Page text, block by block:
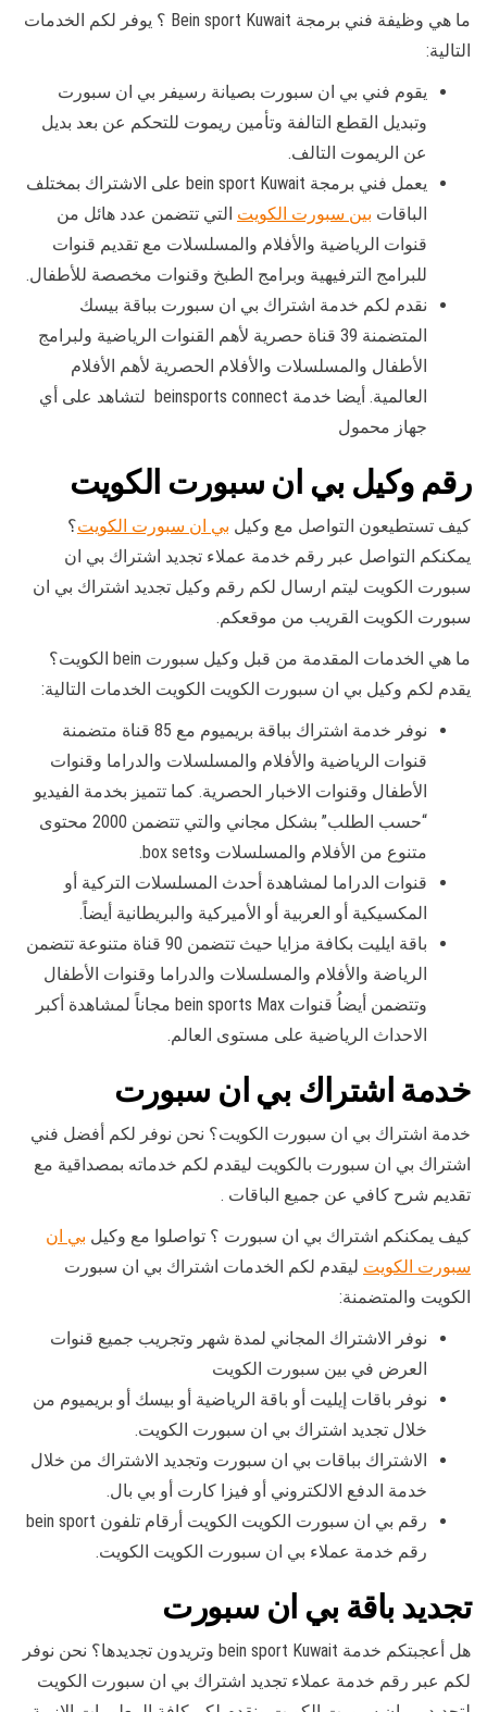
ما هي وظيفة فني برمجة Bein sport Kuwait ؟ يوفر لكم الخدمات
التالية:
يقوم فني بي ان سبورت بصيانة رسيفر بي ان سبورت
وتبديل القطع التالفة وتأمين ريموت للتحكم عن بعد بديل
عن الريموت التالف.
يعمل فني برمجة bein sport Kuwait على الاشتراك بمختلف
الباقات بين سبورت الكويت التي تتضمن عدد هائل من
قنوات الرياضية والأفلام والمسلسلات مع تقديم قنوات
للبرامج الترفيهية وبرامج الطبخ وقنوات مخصصة للأطفال.
نقدم لكم خدمة اشتراك بي ان سبورت بباقة بيسك
المتضمنة 39 قناة حصرية لأهم القنوات الرياضية ولبرامج
الأطفال والمسلسلات والأفلام الحصرية لأهم الأفلام
العالمية. أيضا خدمة beinsports connect لتشاهد على أي
جهاز محمول
رقم وكيل بي ان سبورت الكويت
كيف تستطيعون التواصل مع وكيل بي ان سبورت الكويت؟
يمكنكم التواصل عبر رقم خدمة عملاء تجديد اشتراك بي ان
سبورت الكويت ليتم ارسال لكم رقم وكيل تجديد اشتراك بي ان
سبورت الكويت القريب من موقعكم.
ما هي الخدمات المقدمة من قبل وكيل سبورت bein الكويت؟
يقدم لكم وكيل بي ان سبورت الكويت الكويت الخدمات التالية:
نوفر خدمة اشتراك بباقة بريميوم مع 85 قناة متضمنة
قنوات الرياضية والأفلام والمسلسلات والدراما وقنوات
الأطفال وقنوات الاخبار الحصرية. كما تتميز بخدمة الفيديو
“حسب الطلب” بشكل مجاني والتي تتضمن 2000 محتوى
متنوع من الأفلام والمسلسلات وbox sets.
قنوات الدراما لمشاهدة أحدث المسلسلات التركية أو
المكسيكية أو العربية أو الأميركية والبريطانية أيضاً.
باقة ايليت بكافة مزايا حيث تتضمن 90 قناة متنوعة تتضمن
الرياضة والأفلام والمسلسلات والدراما وقنوات الأطفال
وتتضمن أيضاُ قنوات bein sports Max مجاناً لمشاهدة أكبر
الاحداث الرياضية على مستوى العالم.
خدمة اشتراك بي ان سبورت
خدمة اشتراك بي ان سبورت الكويت؟ نحن نوفر لكم أفضل فني
اشتراك بي ان سبورت بالكويت ليقدم لكم خدماته بمصداقية مع
تقديم شرح كافي عن جميع الباقات .
كيف يمكنكم اشتراك بي ان سبورت ؟ تواصلوا مع وكيل بي ان
سبورت الكويت ليقدم لكم الخدمات اشتراك بي ان سبورت
الكويت والمتضمنة:
نوفر الاشتراك المجاني لمدة شهر وتجريب جميع قنوات
العرض في بين سبورت الكويت
نوفر باقات إيليت أو باقة الرياضية أو بيسك أو بريميوم من
خلال تجديد اشتراك بي ان سبورت الكويت.
الاشتراك بباقات بي ان سبورت وتجديد الاشتراك من خلال
خدمة الدفع الالكتروني أو فيزا كارت أو بي بال.
رقم بي ان سبورت الكويت الكويت أرقام تلفون bein sport
رقم خدمة عملاء بي ان سبورت الكويت الكويت.
تجديد باقة بي ان سبورت
هل أعجبتكم خدمة bein sport Kuwait وتريدون تجديدها؟ نحن نوفر
لكم عبر رقم خدمة عملاء تجديد اشتراك بي ان سبورت الكويت